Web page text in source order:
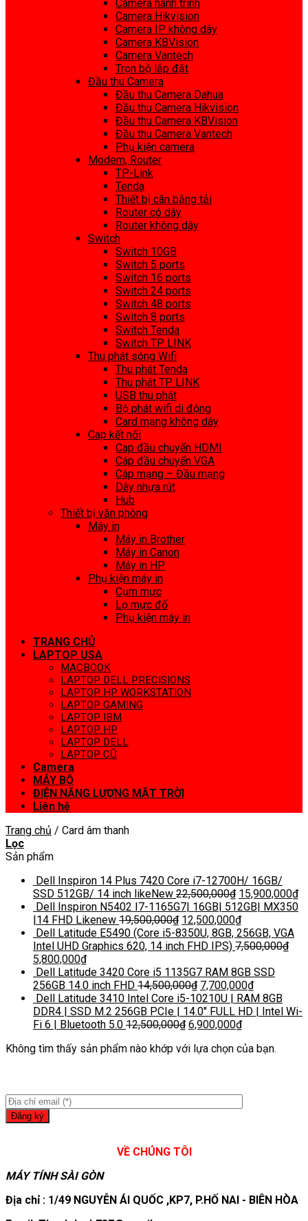
Camera hành trình
Camera Hikvision
Camera IP không dây
Camera KBVision
Camera Vantech
Trọn bộ lắp đặt
Đầu thu Camera
Đầu thu Camera Dahua
Đầu thu Camera Hikvision
Đầu thu Camera KBVision
Đầu thu Camera Vantech
Phụ kiện camera
Modem, Router
TP-Link
Tenda
Thiết bị cân bằng tải
Router có dây
Router không dây
Switch
Switch 10GB
Switch 5 ports
Switch 16 ports
Switch 24 ports
Switch 48 ports
Switch 8 ports
Switch Tenda
Switch TP LINK
Thu phát sóng Wifi
Thu phát Tenda
Thu phát TP LINK
USB thu phát
Bộ phát wifi di động
Card mạng không dây
Cap kết nối
Cap đầu chuyển HDMI
Cáp đầu chuyển VGA
Cáp mạng – Đầu mạng
Dây nhựa rút
Hub
Thiết bị văn phòng
Máy in
Máy in Brother
Máy in Canon
Máy in HP
Phụ kiện máy in
Cụm mực
Lọ mực đổ
Phụ kiện máy in
TRANG CHỦ
LAPTOP USA
MACBOOK
LAPTOP DELL PRECISIONS
LAPTOP HP WORKSTATION
LAPTOP GAMING
LAPTOP IBM
LAPTOP HP
LAPTOP DELL
LAPTOP CŨ
Camera
MÁY BỘ
ĐIỆN NĂNG LƯỢNG MẶT TRỜI
Liên hệ
Trang chủ / Card âm thanh
Lọc
Sản phẩm
Dell Inspiron 14 Plus 7420 Core i7-12700H/ 16GB/
SSD 512GB/ 14 inch likeNew 22,500,000₫ 15,900,000₫
Dell Inspiron N5402 I7-1165G7| 16GB| 512GB| MX350
|14 FHD Likenew 19,500,000₫ 12,500,000₫
Dell Latitude E5490 (Core i5-8350U, 8GB, 256GB, VGA
Intel UHD Graphics 620, 14 inch FHD IPS) 7,500,000₫
5,800,000₫
Dell Latitude 3420 Core i5 1135G7 RAM 8GB SSD
256GB 14.0 inch FHD 14,500,000₫ 7,700,000₫
Dell Latitude 3410 Intel Core i5-10210U | RAM 8GB
DDR4 | SSD M.2 256GB PCIe | 14.0″ FULL HD | Intel Wi-
Fi 6 | Bluetooth 5.0 12,500,000₫ 6,900,000₫
Không tìm thấy sản phẩm nào khớp với lựa chọn của bạn.
VỀ CHÚNG TÔI
MÁY TÍNH SÀI GÒN
Địa chỉ : 1/49 NGUYỄN ÁI QUỐC ,KP7, P.HỐ NAI - BIÊN HÒA